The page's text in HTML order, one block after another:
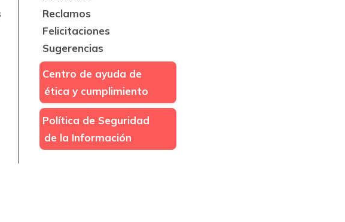
Reclamos
Felicitaciones
Sugerencias
Centro de ayuda de
ética y cumplimiento
Política de Seguridad
de la Información